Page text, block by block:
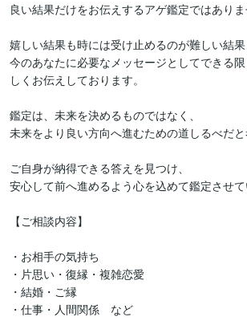
良い結果だけをお伝えするアゲ鑑定ではありま
嬉しい結果も時には受け止めるのが難しい結果
今のあなたに必要なメッセージとしてできる
しくお伝えしております。
鑑定は、未来を決めるものではなく、
未来をより良い方向へ進むための道しるべだと
ご自身が納得できる答えを見つけ、
安心して前へ進めるよう心を込めて鑑定させて
【ご相談内容】
・お相手の気持ち
・片思い・復縁・複雑恋愛
・結婚・ご縁
・仕事・人間関係　など